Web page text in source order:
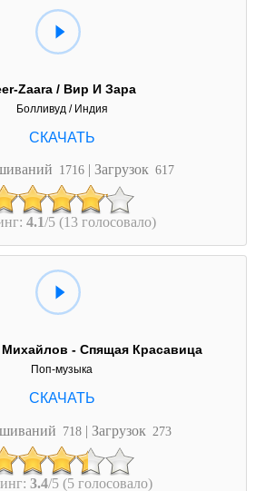
Zaara / Вир И Зара
Болливуд / Индия
1716 | Загрузок 617
4.1/5 (13 голосовало)
Михайлов - Спящая Красавица
Поп-музыка
718 | Загрузок 273
3.4/5 (5 голосовало)